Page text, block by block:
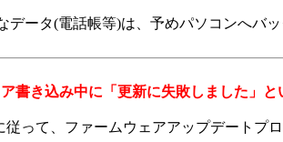
データ(電話帳等)は、予めパソコンへバ
書き込み中に「更新に失敗しました」
従って、ファームウェアアップデートプ